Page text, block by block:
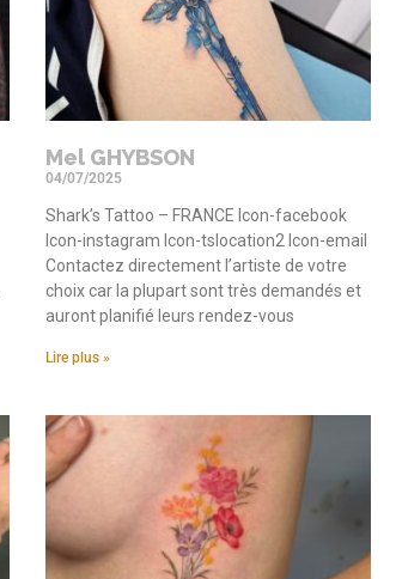
Mel GHYBSON
04/07/2025
Shark’s Tattoo – FRANCE Icon-facebook
Icon-instagram Icon-tslocation2 Icon-email
Contactez directement l’artiste de votre
choix car la plupart sont très demandés et
auront planifié leurs rendez-vous
Lire plus »